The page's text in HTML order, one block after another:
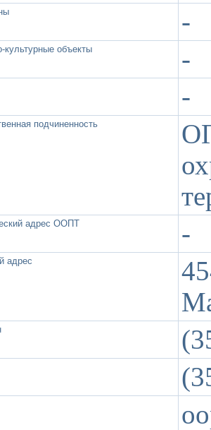
-
культурные объекты -
-
подчиненность
адрес ООПТ -
адрес